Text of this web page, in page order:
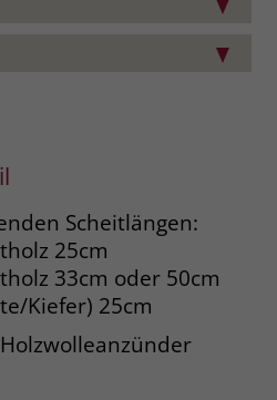
Scheitlängen:
25cm
33cm oder 50cm
Kiefer) 25cm